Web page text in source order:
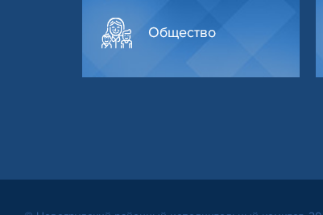
Общество